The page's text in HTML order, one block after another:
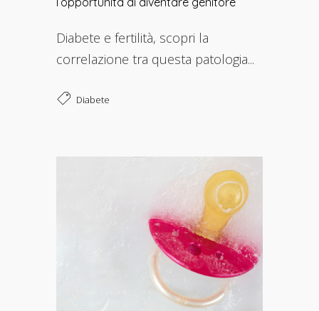
Diabete e fertilità, scopri la
correlazione tra questa patologia...
Diabete